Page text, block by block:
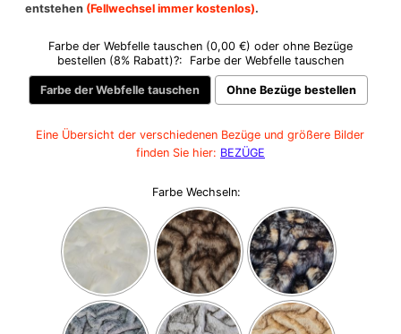
entstehen (Fellwechsel immer kostenlos).
Farbe der Webfelle tauschen (0,00 €) oder ohne Bezüge
bestellen (8% Rabatt)?:
Farbe der Webfelle tauschen
Farbe der Webfelle tauschen Ohne Bezüge bestellen
Eine Übersicht der verschiedenen Bezüge und größere Bilder
finden Sie hier: BEZÜGE
Farbe Wechseln: